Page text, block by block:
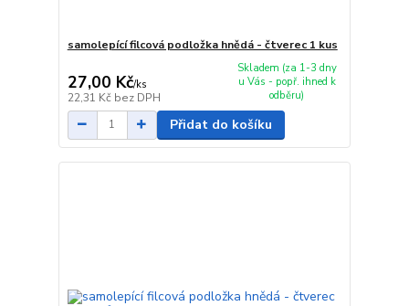
samolepící filcová podložka hnědá - čtverec 1 kus
27,00 Kč/ks
22,31 Kč bez DPH
Skladem (za 1-3 dny
u Vás - popř. ihned k
odběru)
Přidat do košíku